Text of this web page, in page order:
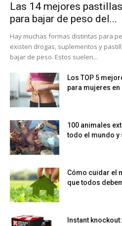
Las 14 mejores
para bajar de peso del...
Hay muchas formas distintas para
existen drogas, suplementos y
bajar de peso. Estos suelen...
Los TOP 5
para mujeres en
100 animales
todo el mundo y
Cómo cuidar el
que todos
Instant